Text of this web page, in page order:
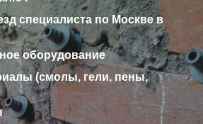
специалиста по Москве в
оборудование
(смолы, гели, пены,